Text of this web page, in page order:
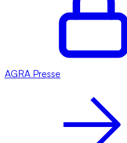
AGRA Presse